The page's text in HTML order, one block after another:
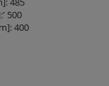
500
400